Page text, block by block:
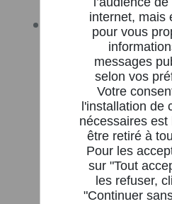
territoire français.
régime
les tarifs des
assurés en
abordables que le
qu’on appelle le
qui s’oppose au
remboursements de
plus importants,
régime local l’accès à
plus compétitifs.
internet, mais
pour vous
messages
selon vos
Votre
l'installation de
nécessaires est
être retiré à
Pour les
sur "Tout
les refuser,
"Continuer